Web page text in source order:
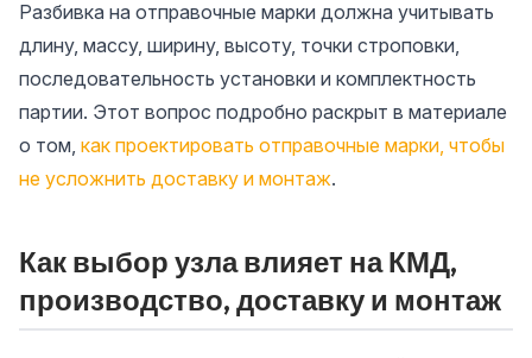
Разбивка на отправочные марки должна учитывать
длину, массу, ширину, высоту, точки строповки,
последовательность установки и комплектность
партии. Этот вопрос подробно раскрыт в материале
о том, как проектировать отправочные марки, чтобы
не усложнить доставку и монтаж.
Как выбор узла влияет на КМД,
производство, доставку и монтаж